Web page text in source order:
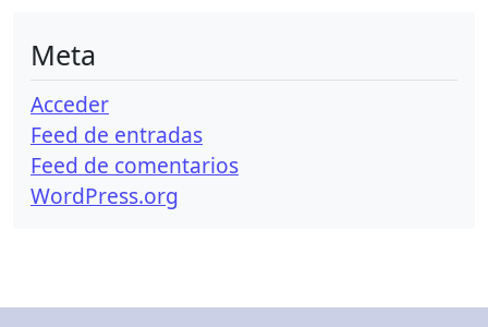
Meta
Acceder
Feed de entradas
Feed de comentarios
WordPress.org